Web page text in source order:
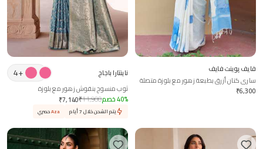
فايف پوينت فايف
ساري كتان أزرق بطبعة زهور مع بلوزة متصلة
₹6,300
ناينتارا باجاج +
4
ثوب منسوج بنقوش زهور مع بلوزة
₹7,140₹11,900 40% خصم
يتم الشحن خلال 7 أيام Azaحصري